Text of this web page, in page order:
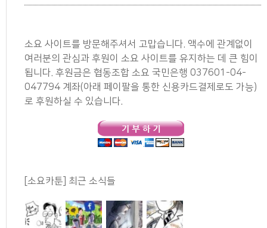
소요 사이트를 방문해주셔서 고맙습니다. 액수에 관계없이
여러분의 관심과 후원이 소요 사이트를 유지하는 데 큰 힘이
됩니다. 후원금은 협동조합 소요 국민은행 037601-04-
047794 계좌(아래 페이팔을 통한 신용카드결제로도 가능)
로 후원하실 수 있습니다.
[소요카툰] 최근 소식들